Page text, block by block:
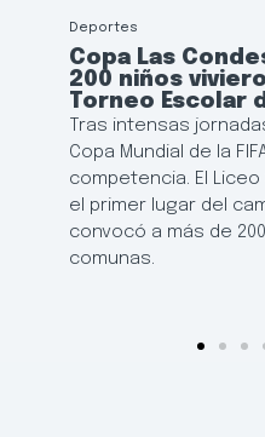
Deportes
Copa Las
200 niños
Torneo Escolar
Tras intensas
Copa Mundial de la
competencia. El
el primer lugar del
convocó a más de
comunas.